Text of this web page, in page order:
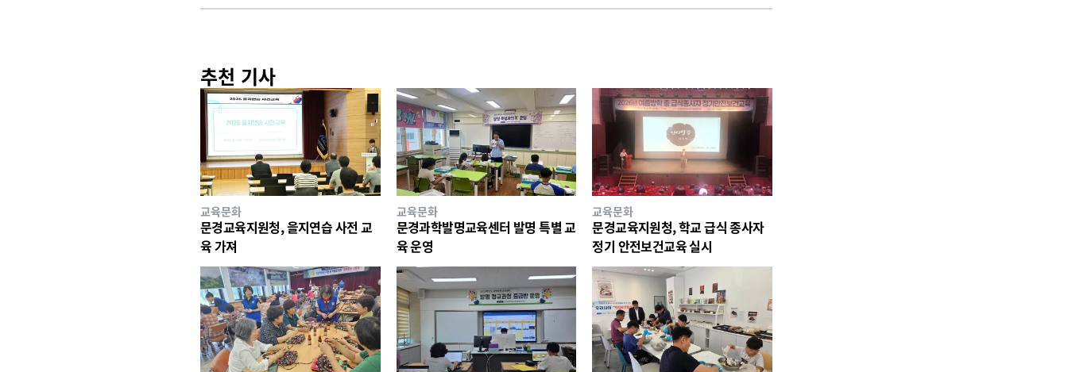
추천 기사
교육문화
문경교육지원청, 을지연습 사전 교
육 가져
교육문화
문경과학발명교육센터 발명 특별 교
육 운영
교육문화
문경교육지원청, 학교 급식 종사자
정기 안전보건교육 실시